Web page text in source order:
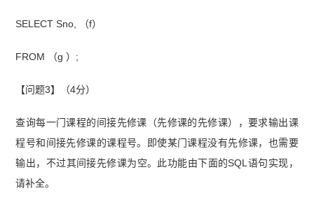
SELECT Sno, （f）
FROM （g ）;
【问题3】（4分）
查询每一门课程的间接先修课（先修课的先修课），要求输出课
程号和间接先修课的课程号。即使某门课程没有先修课，也需要
输出，不过其间接先修课为空。此功能由下面的SQL语句实现，
请补全。